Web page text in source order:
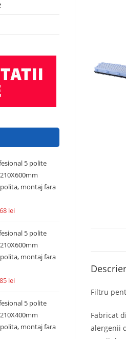
Filtru
Fabricat
alergenii
5 polite
montaj fara
lei
5 polite
montaj fara
lei
5 polite
montaj fara